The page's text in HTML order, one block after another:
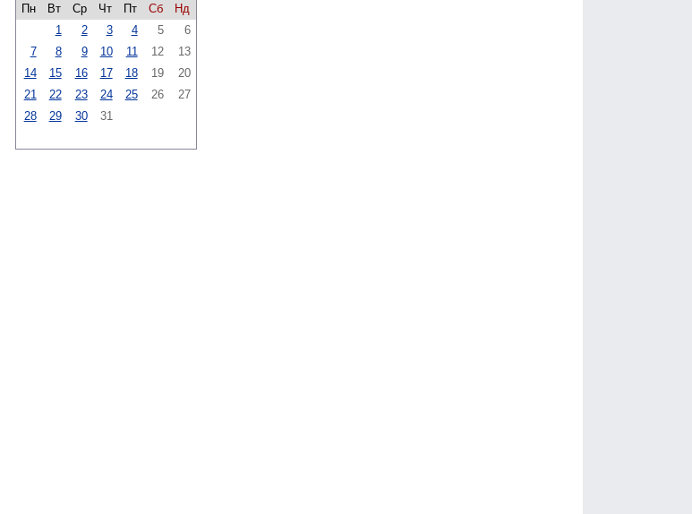
Пн
Вт Ср Чт Пт Сб
Нд
1
2 3 4 5
6
7
8 9 10 11 12
13
14
15 16 17 18 19
20
21
22 23 24 25 26
27
28
29 30 31